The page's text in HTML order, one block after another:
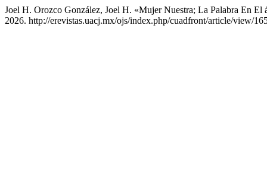
Joel H. Orozco González, Joel H. «Mujer Nuestra; La Palabra En El
2026. http://erevistas.uacj.mx/ojs/index.php/cuadfront/article/view/